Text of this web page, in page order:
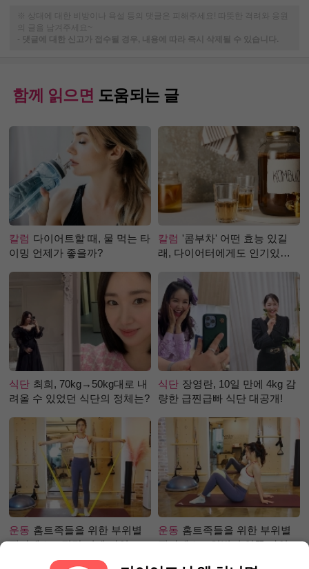
※ 상대에 대한 비방이나 욕설 등의 댓글은 피해주세요! 따뜻한 격려와 응원
-
댓글에 대한 신고가 접수될 경우, 내용에 따라 즉시 삭제될 수 있습니다.
함께 읽으면 도움되는 글
칼럼 다이어트할 때, 물 먹는 타
이밍 언제가 좋을까?
칼럼 '콤부차' 어떤 효능 있길
래, 다이어터에게도 인기있는
식단 최희, 70kg→50kg대로 내
려올 수 있었던 식단의 정체는?
식단 장영란, 10일 만에 4kg 감
량한 급찐급빠 식단 대공개!
운동 홈트족들을 위한 부위별
필라테스 – 직각 어깨 라인 만
운동 홈트족들을 위한 부위별
필라테스 – 허벅지 안쪽 라인